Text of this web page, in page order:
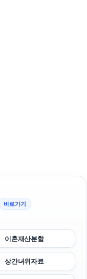
바로가기
이혼재산분할
상간녀위자료